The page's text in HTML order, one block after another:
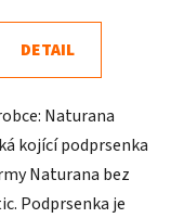
4,8
z
hvězdiček.
DETAIL
Naturana
kojící podprsenka
Naturana bez
Podprsenka je